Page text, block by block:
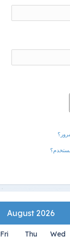
August 2026
Wed
Thu
Fri